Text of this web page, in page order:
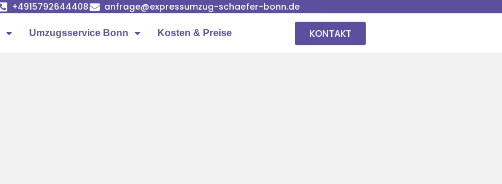
+4915792644408 anfrage@expressumzug-schaefer-bonn.de
Umzugsservice Bonn Kosten & Preise KONTAKT